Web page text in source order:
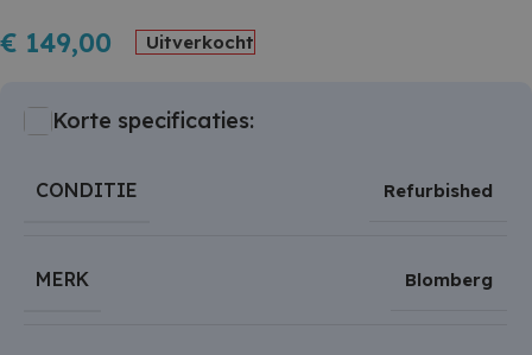
€ 149,00 Uitverkocht
Korte specificaties:
CONDITIE Refurbished
MERK Blomberg